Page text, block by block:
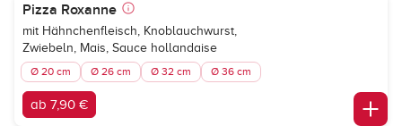
Pizza Roxanne
mit Hähnchenfleisch, Knoblauchwurst,
Zwiebeln, Mais, Sauce hollandaise
Ø 20 cm Ø 26 cm Ø 32 cm Ø 36 cm
ab 7,90 €